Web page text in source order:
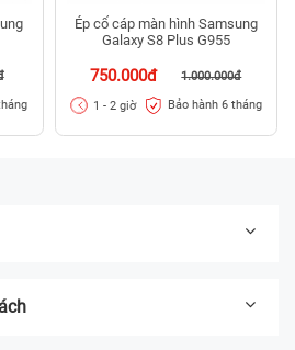
Ép cổ cáp màn hình Samsung
Galaxy S8 Plus G955
750.000đ 1.000.000đ
1 - 2 giờ Bảo hành 6 tháng